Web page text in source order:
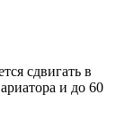
сдвигать в
и до 60